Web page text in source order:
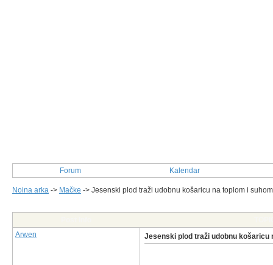
Forum Kalendar
Noina arka -> Mačke -> Jesenski plod traži udobnu košaricu na toplom i suhom
Arwen
Jesenski plod traži udobnu košaricu